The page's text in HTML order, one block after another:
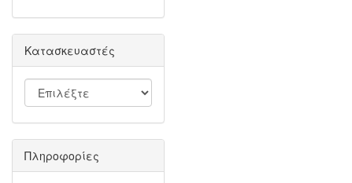
Κατασκευαστές
Πληροφορίες